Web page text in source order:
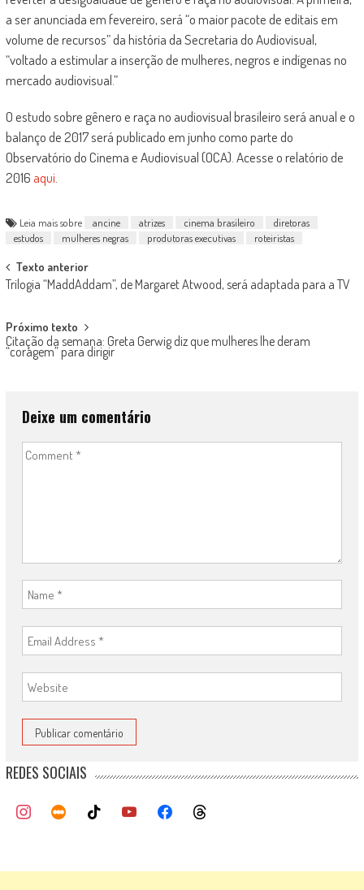
a ser anunciada em fevereiro, será “o maior pacote de editais em
volume de recursos” da história da Secretaria do Audiovisual,
“voltado a estimular a inserção de mulheres, negros e indígenas no
mercado audiovisual.”
O estudo sobre gênero e raça no audiovisual brasileiro será anual e o
balanço de 2017 será publicado em junho como parte do
Observatório do Cinema e Audiovisual (OCA). Acesse o relatório de
2016 aqui.
Leia mais sobre ancine atrizes cinema brasileiro
diretoras
estudos
mulheres negras produtoras executivas roteiristas
Post
navigation
Texto anterior
Trilogia “MaddAddam”, de Margaret Atwood, será adaptada para a TV
Próximo texto
Citação da semana: Greta Gerwig diz que mulheres lhe deram
“coragem” para dirigir
Deixe um comentário
REDES SOCIAIS